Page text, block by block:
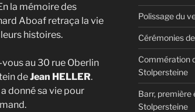
la mémoire des
Aboaf retraça la vie
histoires.
au 30 rue Oberlin
deJean HELLER.
donné sa vie pour
Polissage du
Cérémonies
Commération
Stolpersteine
Barr, première
Stolpersteine